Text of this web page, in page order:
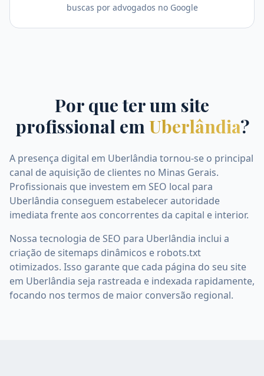
buscas por advogados no Google
Por que ter um site
profissional emUberlândia?
A presença digital em Uberlândia tornou-se o principal
canal de aquisição de clientes no Minas Gerais.
Profissionais que investem em SEO local para
Uberlândia conseguem estabelecer autoridade
imediata frente aos concorrentes da capital e interior.
Nossa tecnologia de SEO para Uberlândia inclui a
criação de sitemaps dinâmicos e robots.txt
otimizados. Isso garante que cada página do seu site
em Uberlândia seja rastreada e indexada rapidamente,
focando nos termos de maior conversão regional.